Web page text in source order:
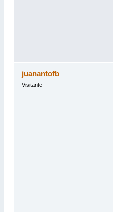
juanantofb
Visitante